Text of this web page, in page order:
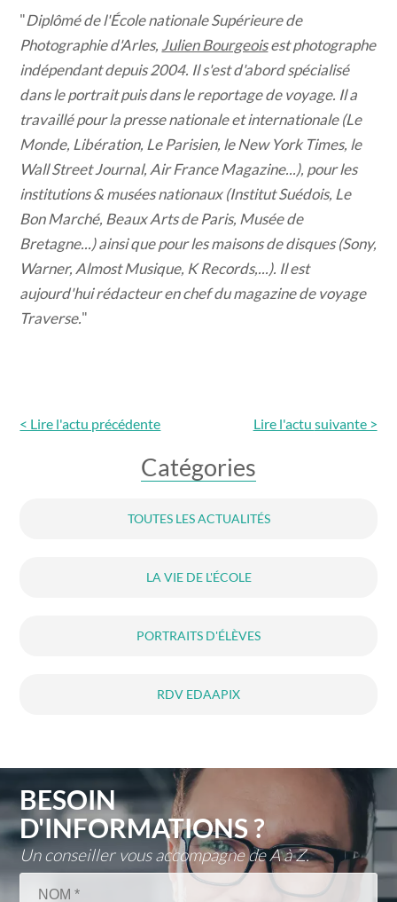
"Diplômé de l'École nationale Supérieure de
Photographie d'Arles, Julien Bourgeoisest photographe
indépendant depuis 2004. Il s'est d'abord spécialisé
dans le portrait puis dans le reportage de voyage. Il a
travaillé pour la presse nationale et internationale (Le
Monde, Libération, Le Parisien, le New York Times, le
Wall Street Journal, Air France Magazine...), pour les
institutions & musées nationaux (Institut Suédois, Le
Bon Marché, Beaux Arts de Paris, Musée de
Bretagne...) ainsi que pour les maisons de disques (Sony,
Warner, Almost Musique, K Records,...). Il est
aujourd'hui rédacteur en chef du magazine de voyage
Traverse. "
< Lire l'actu précédente Lire l'actu suivante >
Catégories
TOUTES LES ACTUALITÉS
LA VIE DE L'ÉCOLE
PORTRAITS D'ÉLÈVES
RDV EDAAPIX
BESOIN
D'INFORMATIONS ?
Un conseiller vous accompagne de A à Z.